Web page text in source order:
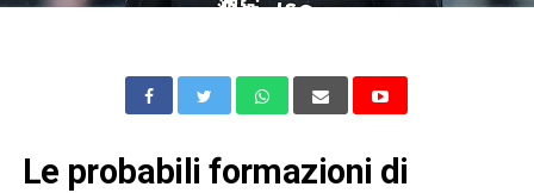
Le probabili formazioni di